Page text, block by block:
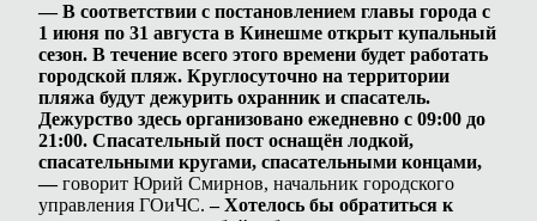
— В соответствии с постановлением главы города с
1 июня по 31 августа в Кинешме открыт купальный
сезон. В течение всего этого времени будет работать
городской пляж. Круглосуточно на территории
пляжа будут дежурить охранник и спасатель.
Дежурство здесь организовано ежедневно с 09:00 до
21:00. Спасательный пост оснащён лодкой,
спасательными кругами, спасательными концами,
—говорит Юрий Смирнов, начальник городского
управления ГОиЧС.– Хотелось бы обратиться к